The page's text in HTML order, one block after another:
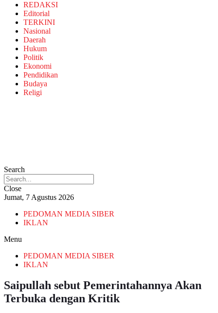
REDAKSI
Editorial
TERKINI
Nasional
Daerah
Hukum
Politik
Ekonomi
Pendidikan
Budaya
Religi
Search
Close
Jumat, 7 Agustus 2026
PEDOMAN MEDIA SIBER
IKLAN
Menu
PEDOMAN MEDIA SIBER
IKLAN
Saipullah sebut Pemerintahannya Akan
Terbuka dengan Kritik